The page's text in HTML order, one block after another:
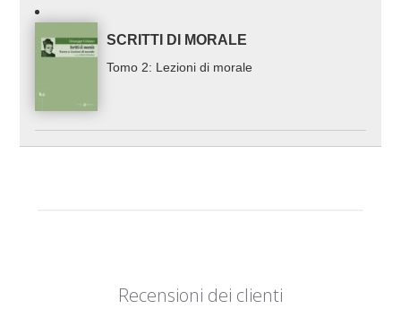
SCRITTI DI MORALE
Tomo 2: Lezioni di morale
Recensioni dei clienti